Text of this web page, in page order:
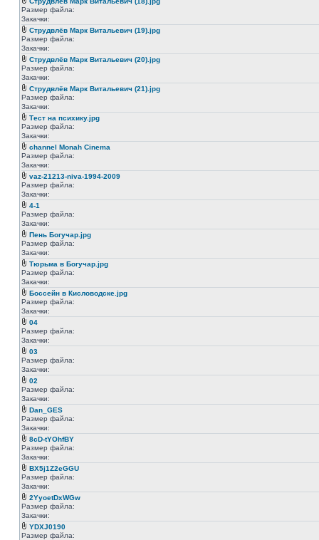
Размер файла:
Закачки:
Струдвлёв Марк Витальевич (19).jpg
Размер файла:
Закачки:
Струдвлёв Марк Витальевич (20).jpg
Размер файла:
Закачки:
Струдвлёв Марк Витальевич (21).jpg
Размер файла:
Закачки:
Тест на психику.jpg
Размер файла:
Закачки:
channel Monah Cinema
Размер файла:
Закачки:
vaz-21213-niva-1994-2009
Размер файла:
Закачки:
4-1
Размер файла:
Закачки:
Пень Богучар.jpg
Размер файла:
Закачки:
Тюрьма в Богучар.jpg
Размер файла:
Закачки:
Боссейн в Кисловодске.jpg
Размер файла:
Закачки:
04
Размер файла:
Закачки:
03
Размер файла:
Закачки:
02
Размер файла:
Закачки:
Dan_GES
Размер файла:
Закачки:
8cD-tYOhfBY
Размер файла:
Закачки:
BX5j1Z2eGGU
Размер файла:
Закачки:
2YyoetDxWGw
Размер файла:
Закачки:
YDXJ0190
Размер файла: